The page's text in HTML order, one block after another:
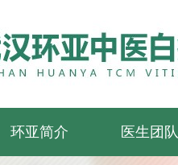
环亚简介 医生团队